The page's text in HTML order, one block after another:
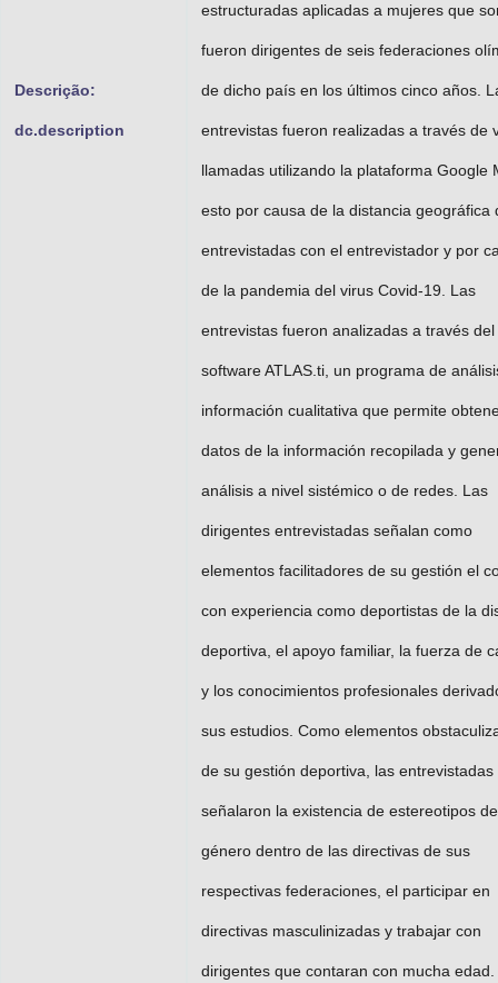
Descrição:
dc.description
estructuradas aplicadas a mujeres que
fueron dirigentes de seis federaciones
de dicho país en los últimos cinco años.
entrevistas fueron realizadas a través de
llamadas utilizando la plataforma Google
esto por causa de la distancia geográfica
entrevistadas con el entrevistador y por
de la pandemia del virus Covid-19. Las
entrevistas fueron analizadas a través del
software ATLAS.ti, un programa de
información cualitativa que permite
datos de la información recopilada y
análisis a nivel sistémico o de redes. Las
dirigentes entrevistadas señalan como
elementos facilitadores de su gestión el
con experiencia como deportistas de la
deportiva, el apoyo familiar, la fuerza de
y los conocimientos profesionales
sus estudios. Como elementos
de su gestión deportiva, las entrevistadas
señalaron la existencia de estereotipos de
género dentro de las directivas de sus
respectivas federaciones, el participar en
directivas masculinizadas y trabajar con
dirigentes que contaran con mucha